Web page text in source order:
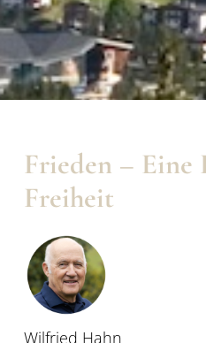
Frieden – Eine
Freiheit
Wilfried Hahn